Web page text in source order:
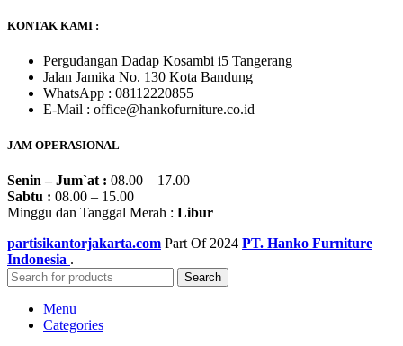
KONTAK KAMI :
Pergudangan Dadap Kosambi i5 Tangerang
Jalan Jamika No. 130 Kota Bandung
WhatsApp : 08112220855
E-Mail : office@hankofurniture.co.id
JAM OPERASIONAL
Senin – Jum`at : 08.00 – 17.00
Sabtu : 08.00 – 15.00
Minggu dan Tanggal Merah : Libur
partisikantorjakarta.com Part Of 2024 PT. Hanko Furniture
Indonesia .
Search
Menu
Categories